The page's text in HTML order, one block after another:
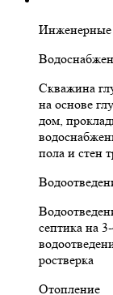
Скважина
на основе
дом,
пола и стен
септика на
ростверка
Отопление